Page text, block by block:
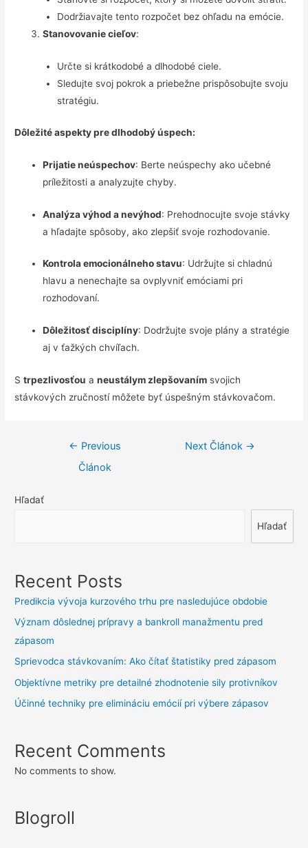
Dodržiavajte tento rozpočet bez ohľadu na emócie.
Stanovovanie cieľov:
Určte si krátkodobé a dlhodobé ciele.
Sledujte svoj pokrok a priebežne prispôsobujte svoju
stratégiu.
Dôležité aspekty pre dlhodobý úspech:
Prijatie neúspechov: Berte neúspechy ako učebné
príležitosti a analyzujte chyby.
Analýza výhod a nevýhod: Prehodnocujte svoje stávky
a hľadajte spôsoby, ako zlepšiť svoje rozhodovanie.
Kontrola emocionálneho stavu: Udržujte si chladnú
hlavu a nenechajte sa ovplyvniť emóciami pri
rozhodovaní.
Dôležitosť disciplíny: Dodržujte svoje plány a stratégie
aj v ťažkých chvíľach.
Strpezlivosťou aneustálym zlepšovaním svojich
stávkových zručností môžete byť úspešným stávkovačom.
Navigácia
← Previous
Článok
Next Článok →
Hľadať
Hľadať
Recent Posts
Predikcia vývoja kurzového trhu pre nasledujúce obdobie
Význam dôslednej prípravy a bankroll manažmentu pred
zápasom
Sprievodca stávkovaním: Ako čítať štatistiky pred zápasom
Objektívne metriky pre detailné zhodnotenie sily protivníkov
Účinné techniky pre elimináciu emócií pri výbere zápasov
Recent Comments
No comments to show.
Blogroll